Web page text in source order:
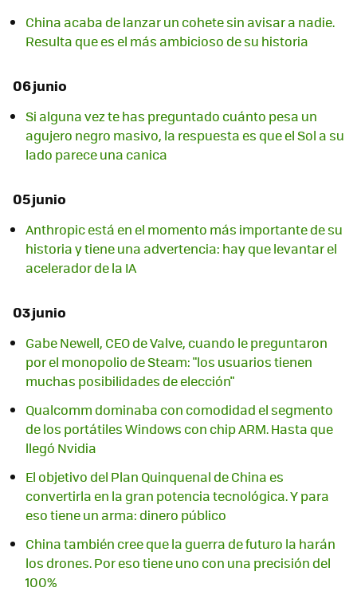
China acaba de lanzar un cohete sin avisar a nadie.
Resulta que es el más ambicioso de su historia
06 junio
Si alguna vez te has preguntado cuánto pesa un
agujero negro masivo, la respuesta es que el Sol a su
lado parece una canica
05 junio
Anthropic está en el momento más importante de su
historia y tiene una advertencia: hay que levantar el
acelerador de la IA
03 junio
Gabe Newell, CEO de Valve, cuando le preguntaron
por el monopolio de Steam: "los usuarios tienen
muchas posibilidades de elección"
Qualcomm dominaba con comodidad el segmento
de los portátiles Windows con chip ARM. Hasta que
llegó Nvidia
El objetivo del Plan Quinquenal de China es
convertirla en la gran potencia tecnológica. Y para
eso tiene un arma: dinero público
China también cree que la guerra de futuro la harán
los drones. Por eso tiene uno con una precisión del
100%